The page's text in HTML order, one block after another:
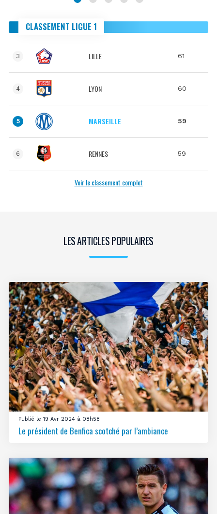
CLASSEMENT LIGUE 1
3 LILLE 61
4 LYON 60
5 MARSEILLE 59
6 RENNES 59
Voir le classement complet
LES ARTICLES POPULAIRES
Publié le 19 Avr 2024 à 08h58
Le président de Benfica scotché par l’ambiance